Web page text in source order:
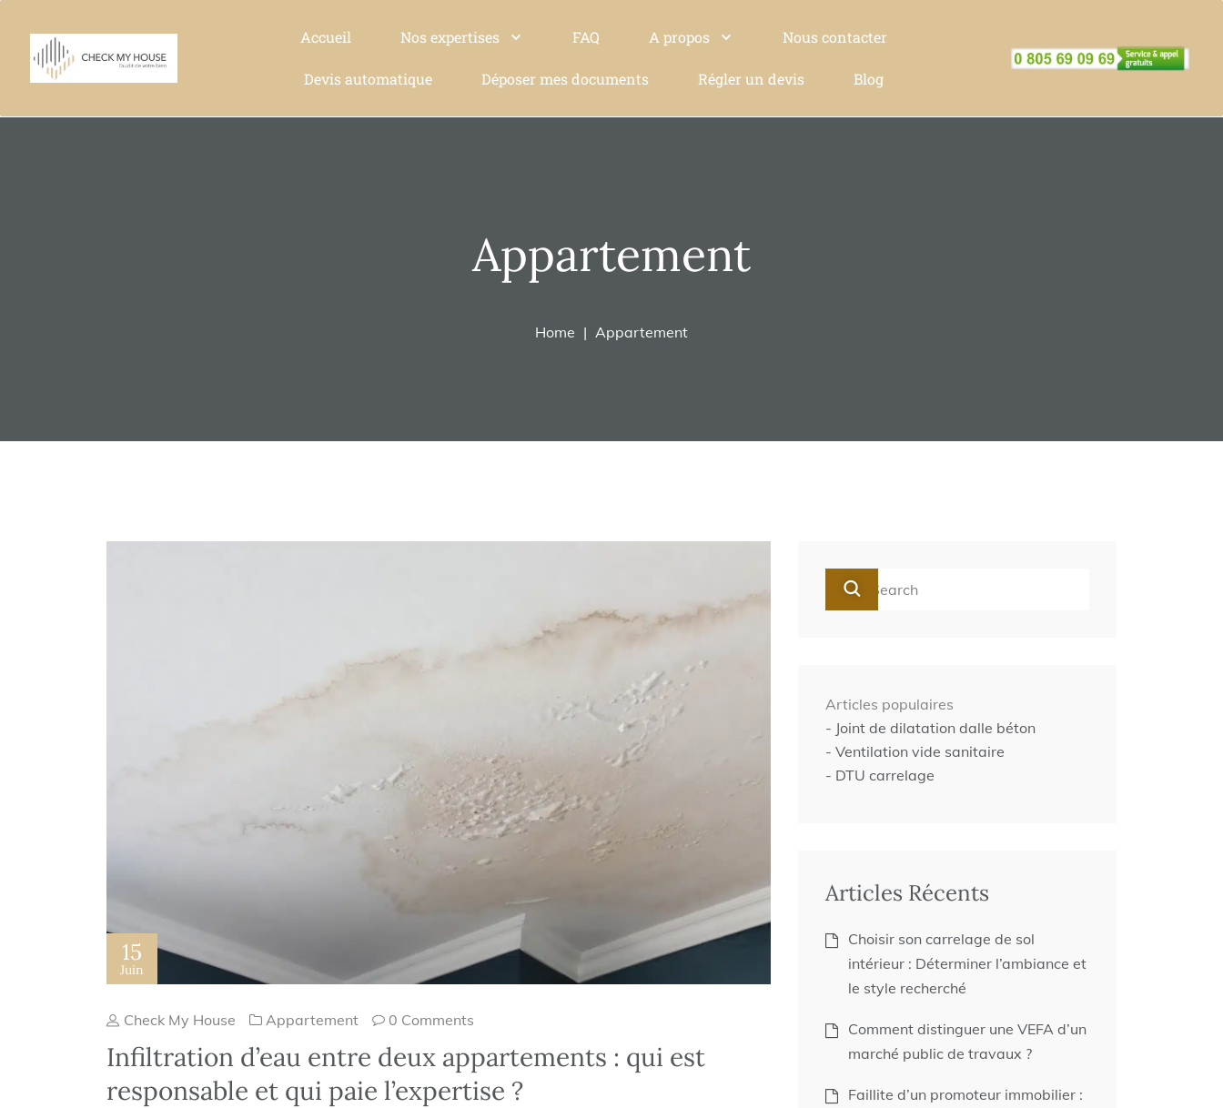
Accueil Nos expertises FAQ A propos Nous contacter
Devis automatique Déposer mes documents Régler un devis Blog
Appartement
Home Appartement
15
Juin
Check My House Appartement 0 Comments
Infiltration d’eau entre deux appartements : qui est
responsable et qui paie l’expertise ?
Articles populaires
- Joint de dilatation dalle béton
- Ventilation vide sanitaire
- DTU carrelage
Articles Récents
Choisir son carrelage de sol
intérieur : Déterminer l’ambiance et
le style recherché
Comment distinguer une VEFA d’un
marché public de travaux ?
Faillite d’un promoteur immobilier :